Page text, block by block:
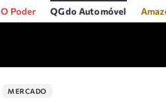
O Poder QG do Automóvel
MERCADO